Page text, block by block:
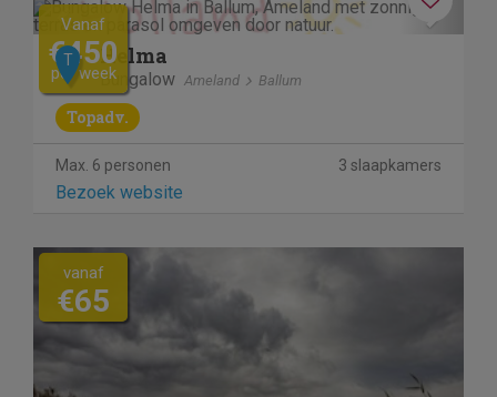
Previous Next
Vanaf
€450
per week
T Helma
Bungalow Ameland Ballum
Topadv.
Max. 6 personen 3 slaapkamers
Bezoek website
vanaf
€65